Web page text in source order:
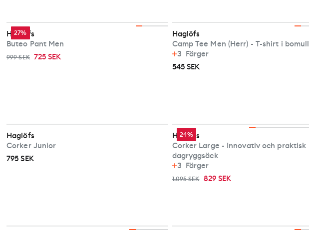
27%
Haglöfs
Buteo Pant Men
999 SEK 725 SEK
Haglöfs
Camp Tee Men (Herr) - T-shirt i bomull
3 Färger
545 SEK
Haglöfs
Corker Junior
795 SEK
24%
Haglöfs
Corker Large - Innovativ och praktisk
dagryggsäck
3 Färger
1.095 SEK 829 SEK